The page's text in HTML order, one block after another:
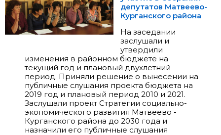
депутатов Матвеево-
Курганского района
На заседании
заслушали и
утвердили
изменения в районном бюджете на
текущий год и плановый двухлетний
период. Приняли решение о вынесении на
публичные слушания проекта бюджета на
2019 год и плановый период 2010 и 2021.
Заслушали проект Стратегии социально-
экономического развития Матвеево -
Курганского района до 2030 года и
назначили его публичные слушания